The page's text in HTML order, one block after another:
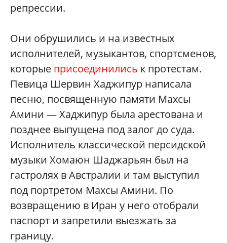
репрессии.
Они обрушились и на известных
исполнителей, музыкантов, спортсменов,
которые присоединились к протестам.
Певица Шервин Хаджипур написала
песню, посвященную памяти Махсы
Амини — Хаджипур была арестована и
позднее выпущена под залог до суда.
Исполнитель классической персидской
музыки Хомаюн Шаджарьян был на
гастролях в Австралии и там выступил
под портретом Махсы Амини. По
возвращению в Иран у него отобрали
паспорт и запретили выезжать за
границу.